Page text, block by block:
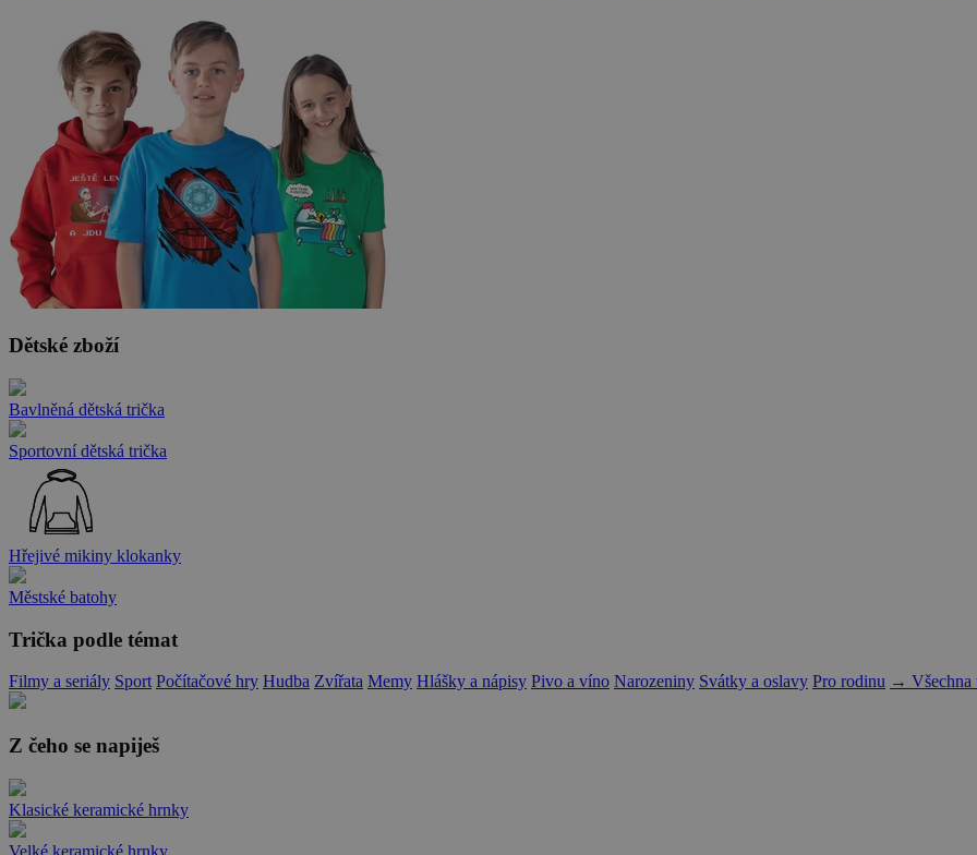
Dětské zboží
Bavlněná dětská trička
Sportovní dětská trička
Hřejivé mikiny klokanky
Městské batohy
Trička podle témat
Filmy a seriály Sport Počítačové hry Hudba Zvířata Memy Hlášky a nápisy Pivo a víno Narozeniny Svátky a oslavy Pro rodinu → Všechna
Z čeho se napiješ
Klasické keramické hrnky
Velké keramické hrnky